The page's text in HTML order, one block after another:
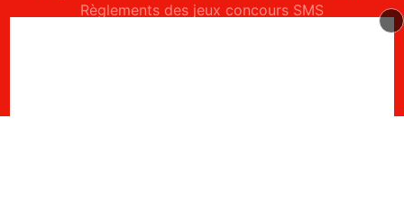
Règlements des jeux concours SMS